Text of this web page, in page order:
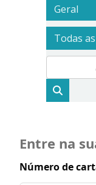
Entre na
Número de